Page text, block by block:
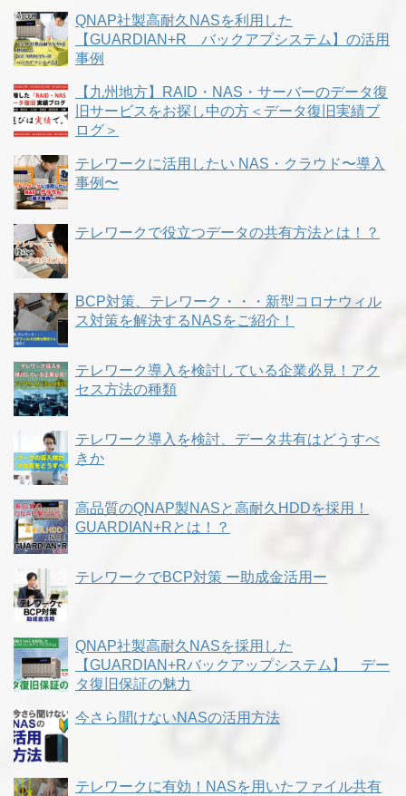
QNAP社製高耐久NASを利用した
【GUARDIAN+R バックアプシステム】の活用
事例
【九州地方】RAID・NAS・サーバーのデータ復
旧サービスをお探し中の方＜データ復旧実績ブ
ログ＞
テレワークに活用したい NAS・クラウド〜導入
事例〜
テレワークで役立つデータの共有方法とは！？
BCP対策、テレワーク・・・新型コロナウィル
ス対策を解決するNASをご紹介！
テレワーク導入を検討している企業必見！アク
セス方法の種類
テレワーク導入を検討、データ共有はどうすべ
きか
高品質のQNAP製NASと高耐久HDDを採用！
GUARDIAN+Rとは！？
テレワークでBCP対策 ー助成金活用ー
QNAP社製高耐久NASを採用した
【GUARDIAN+Rバックアップシステム】 デー
タ復旧保証の魅力
今さら聞けないNASの活用方法
テレワークに有効！NASを用いたファイル共有